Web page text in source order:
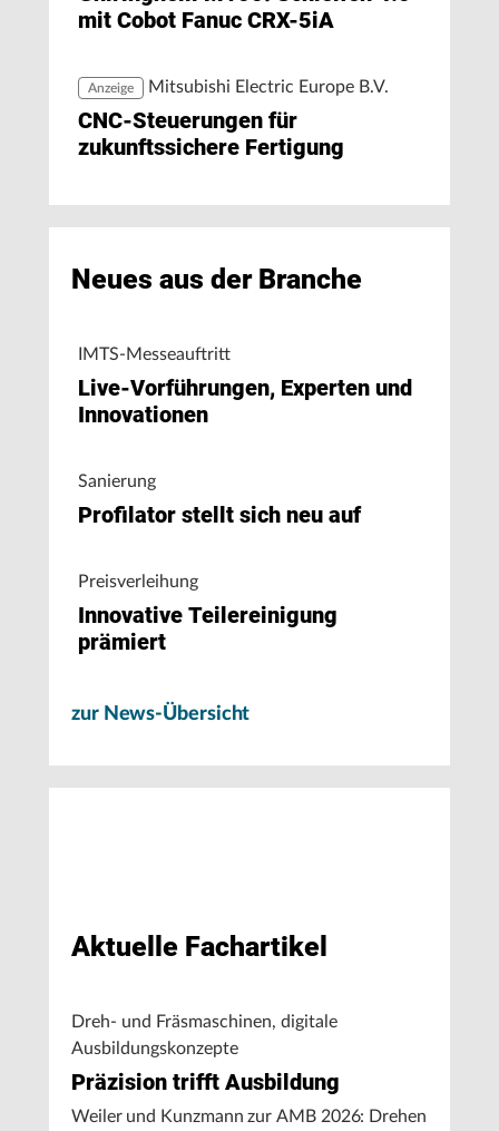
mit Cobot Fanuc CRX-5iA
Anzeige Mitsubishi Electric Europe B.V.
CNC-Steuerungen für
zukunftssichere Fertigung
Neues aus der Branche
IMTS-Messeauftritt
Live-Vorführungen, Experten und
Innovationen
Sanierung
Profilator stellt sich neu auf
Preisverleihung
Innovative Teilereinigung
prämiert
zur News-Übersicht
Aktuelle Fachartikel
Dreh- und Fräsmaschinen, digitale
Ausbildungskonzepte
Präzision trifft Ausbildung
Weiler und Kunzmann zur AMB 2026: Drehen